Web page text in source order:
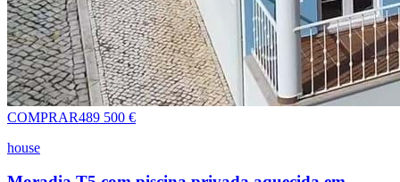
COMPRAR489 500 €
house